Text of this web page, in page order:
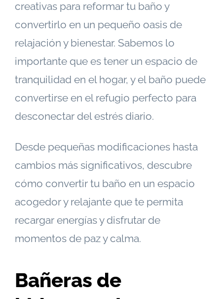
creativas para reformar tu baño y
convertirlo en un pequeño oasis de
relajación y bienestar. Sabemos lo
importante que es tener un espacio de
tranquilidad en el hogar, y el baño puede
convertirse en el refugio perfecto para
desconectar del estrés diario.
Desde pequeñas modificaciones hasta
cambios más significativos, descubre
cómo convertir tu baño en un espacio
acogedor y relajante que te permita
recargar energías y disfrutar de
momentos de paz y calma.
Bañeras de